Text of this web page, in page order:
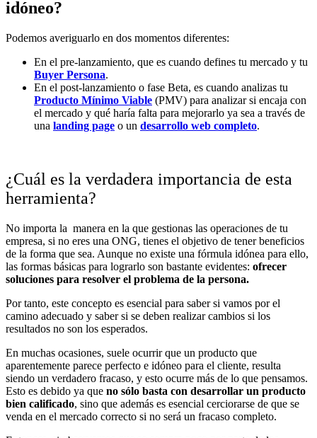
idóneo?
Podemos averiguarlo en dos momentos diferentes:
En el pre-lanzamiento, que es cuando defines tu mercado y tu
Buyer Persona.
En el post-lanzamiento o fase Beta, es cuando analizas tu
Producto Mínimo Viable (PMV) para analizar si encaja con
el mercado y qué haría falta para mejorarlo ya sea a través de
una landing page o un desarrollo web completo.
¿Cuál es la verdadera importancia de esta
herramienta?
No importa la manera en la que gestionas las operaciones de tu
empresa, si no eres una ONG, tienes el objetivo de tener beneficios
de la forma que sea. Aunque no existe una fórmula idónea para ello,
las formas básicas para lograrlo son bastante evidentes: ofrecer
soluciones para resolver el problema de la persona.
Por tanto, este concepto es esencial para saber si vamos por el
camino adecuado y saber si se deben realizar cambios si los
resultados no son los esperados.
En muchas ocasiones, suele ocurrir que un producto que
aparentemente parece perfecto e idóneo para el cliente, resulta
siendo un verdadero fracaso, y esto ocurre más de lo que pensamos.
Esto es debido ya que no sólo basta con desarrollar un producto
bien calificado, sino que además es esencial cerciorarse de que se
venda en el mercado correcto si no será un fracaso completo.